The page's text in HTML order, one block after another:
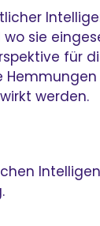
sie
für
werden.